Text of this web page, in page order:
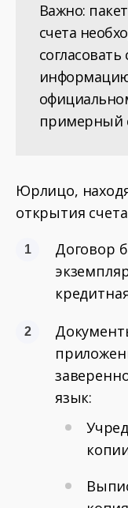
Важно:
счета
примерный
Юрлицо,
открытия
Договор
язык: